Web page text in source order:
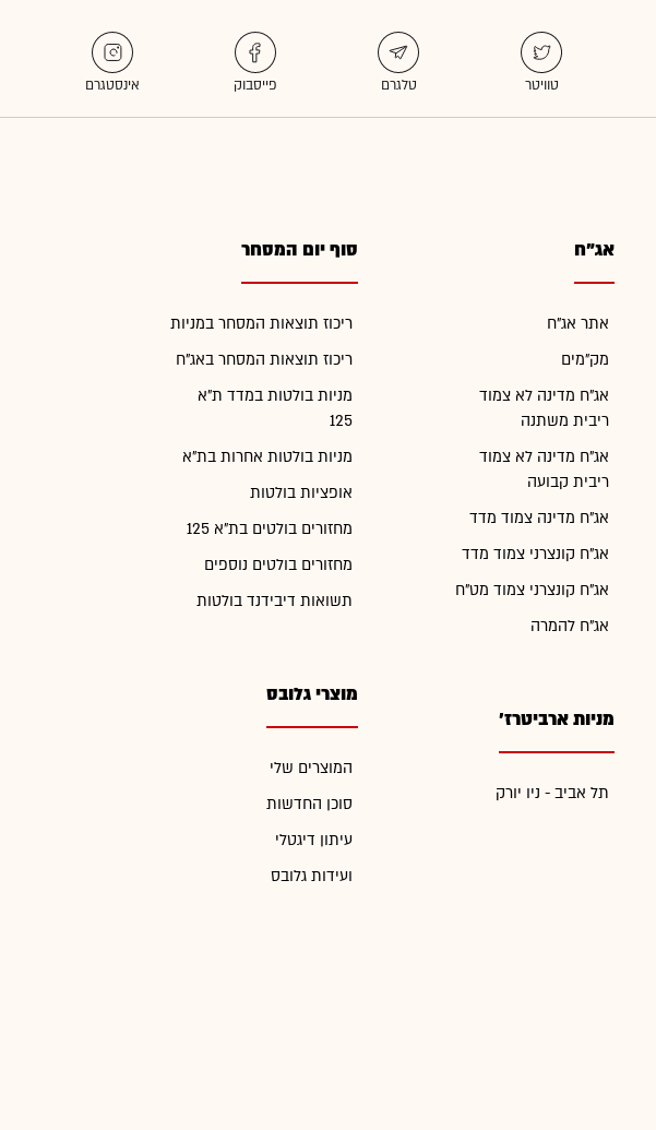
אג"ח
אתר אג"ח
מק"מים
אג"ח מדינה לא צמוד
ריבית משתנה
אג"ח מדינה לא צמוד
ריבית קבועה
אג"ח מדינה צמוד מדד
אג"ח קונצרני צמוד מדד
אג"ח קונצרני צמוד מט"ח
אג"ח להמרה
מניות ארביטרז'
תל אביב - ניו יורק
סוף יום המסחר
ריכוז תוצאות המסחר במניות
ריכוז תוצאות המסחר באג"ח
מניות בולטות במדד ת"א
125
מניות בולטות אחרות בת"א
אופציות בולטות
מחזורים בולטים בת"א 125
מחזורים בולטים נוספים
תשואות דיבידנד בולטות
מוצרי גלובס
המוצרים שלי
סוכן החדשות
עיתון דיגטלי
ועידות גלובס